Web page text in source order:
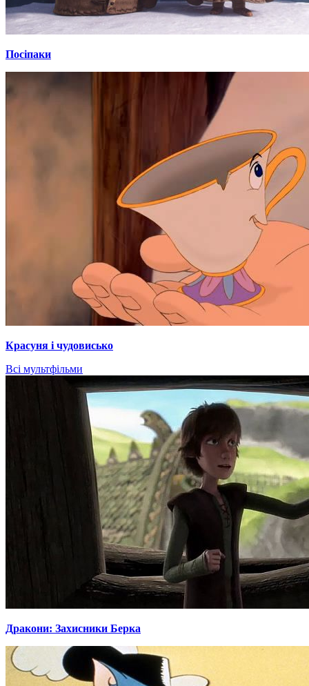
Посіпаки
Красуня і чудовисько
Всі мультфільми
Дракони: Захисники Берка